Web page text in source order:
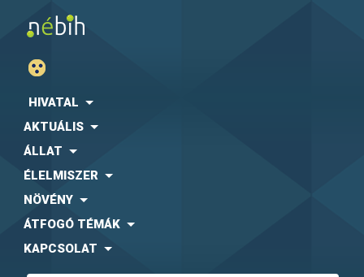
HIVATAL
AKTUÁLIS
ÁLLAT
ÉLELMISZER
NÖVÉNY
ÁTFOGÓ TÉMÁK
KAPCSOLAT